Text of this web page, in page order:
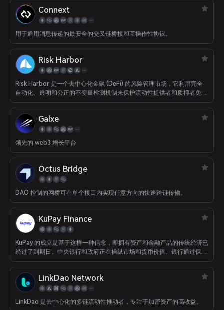
Connext
用于通用消息传递的最安全的交叉链桥接和互操作性协议。
Risk Harbor
Risk Harbor 是一个去中心化金融 (DeFi) 的风险管理市场，它利用完全
自动化、透明和公正的不变量检测机制来保护流动性提供者和质押者免受
智能合约风险、黑客攻击和攻击。
Galxe
领先的 web3 增长平台
Octus Bridge
DAO 控制的网桥可在单个接口内实现任意方向的快速跨链传输。
KuPay Finance
KuPay 的成立是基于这样一种信念，即拥有资产和金融产品的传统经济已
经过了到期日。中央银行和政府正在操纵市场和货币价值。银行通过保留
其资产并从中赚取利润，从消费者和商家那里赚了很多钱，而这些利润本
为，消费者和企业使用区块链技术并过渡到 web3 来进行和接收付款是实
现财务自由的关键，这意味着；拥有随时随地访问自有资产的独家能力
的资产赚取利息的选项将促进技术框架在任何智能合约平台上接受所有流
LinkDao Network
LinkDao 是去中心化的多链流动性推动者，专注于加密资产的高收益。